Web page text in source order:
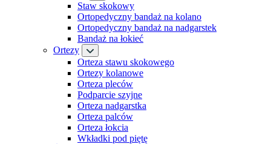
Staw skokowy
Ortopedyczny bandaż na kolano
Ortopedyczny bandaż na nadgarstek
Bandaż na łokieć
Ortezy
Orteza stawu skokowego
Ortezy kolanowe
Orteza pleców
Podparcie szyjne
Orteza nadgarstka
Orteza palców
Orteza łokcia
Wkładki pod piętę